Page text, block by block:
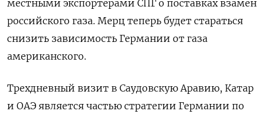
местными экспортерами СПГ о поставках взамен
российского газа. Мерц теперь будет стараться
снизить зависимость Германии от газа
американского.
Трехдневный визит в Саудовскую Аравию, Катар
и ОАЭ является частью стратегии Германии по